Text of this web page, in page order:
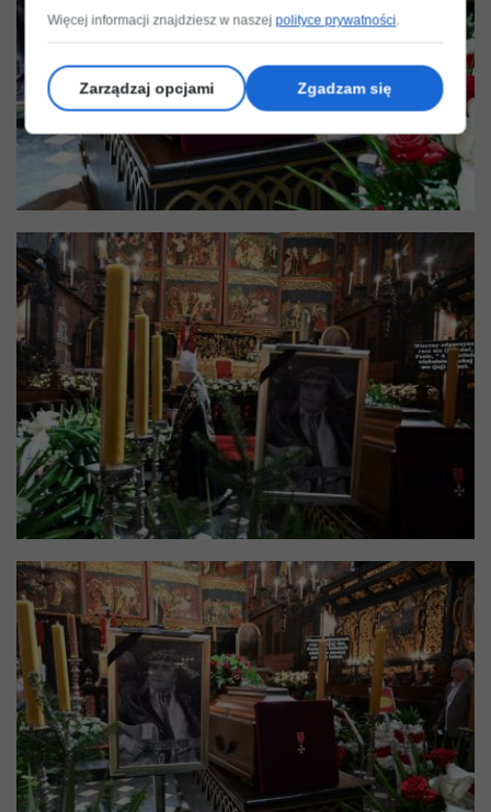
Więcej informacji znajdziesz w naszejpolityce prywatności.
Zarządzaj opcjami Zgadzam się